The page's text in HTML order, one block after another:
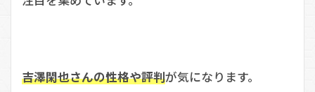
吉澤閑也さんの性格や評判が気になります。